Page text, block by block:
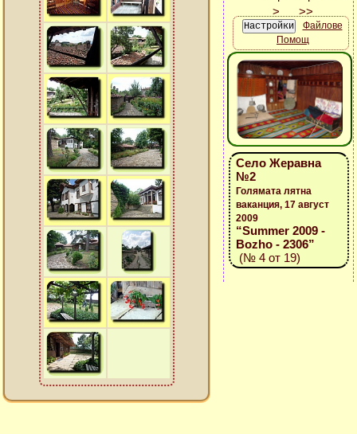
Файлове
Помощ
Село Жеравна
№2
Голямата лятна
ваканция, 17 август
2009
“Summer 2009 -
Bozho - 2306”
(№ 4 от 19)